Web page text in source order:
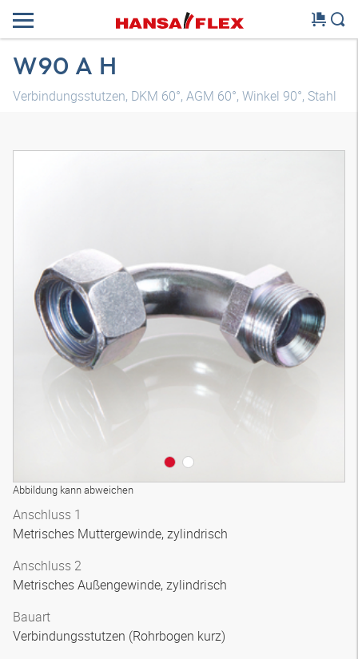
W90 A H
Verbindungsstutzen, DKM 60°, AGM 60°, Winkel 90°, Stahl
Abbildung kann abweichen
Anschluss 1
Metrisches Muttergewinde, zylindrisch
Anschluss 2
Metrisches Außengewinde, zylindrisch
Bauart
Verbindungsstutzen (Rohrbogen kurz)